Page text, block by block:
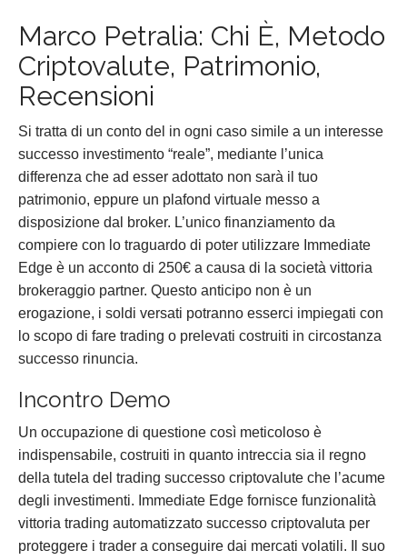
Marco Petralia: Chi È, Metodo
Criptovalute, Patrimonio,
Recensioni
Si tratta di un conto del in ogni caso simile a un interesse
successo investimento “reale”, mediante l’unica
differenza che ad esser adottato non sarà il tuo
patrimonio, eppure un plafond virtuale messo a
disposizione dal broker. L’unico finanziamento da
compiere con lo traguardo di poter utilizzare Immediate
Edge è un acconto di 250€ a causa di la società vittoria
brokeraggio partner. Questo anticipo non è un
erogazione, i soldi versati potranno esserci impiegati con
lo scopo di fare trading o prelevati costruiti in circostanza
successo rinuncia.
Incontro Demo
Un occupazione di questione così meticoloso è
indispensabile, costruiti in quanto intreccia sia il regno
della tutela del trading successo criptovalute che l’acume
degli investimenti. Immediate Edge fornisce funzionalità
vittoria trading automatizzato successo criptovaluta per
proteggere i trader a conseguire dai mercati volatili. Il suo